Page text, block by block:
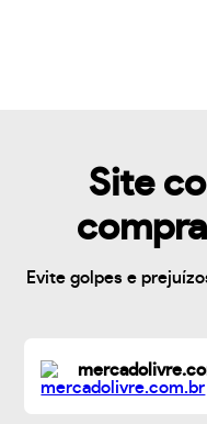
Site
Evite golpes e